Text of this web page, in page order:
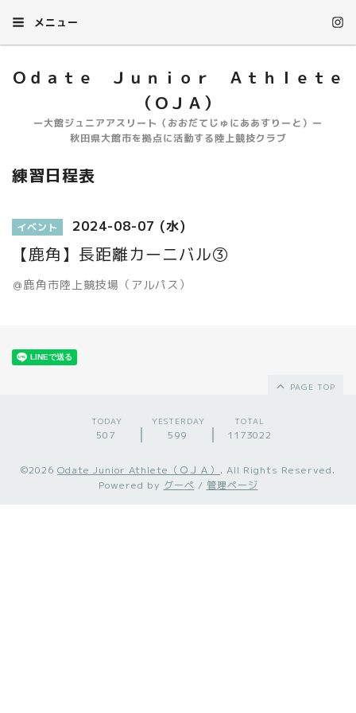
メニュー
Ｏｄａｔｅ Ｊｕｎｉｏｒ Ａｔｈｌｅｔｅ
（ＯＪＡ）
ー大館ジュニアアスリート（おおだてじゅにああすりーと）ー
秋田県大館市を拠点に活動する陸上競技クラブ
練習日程表
イベント 2024-08-07 (水)
【鹿角】長距離カーニバル③
＠鹿角市陸上競技場（アルパス）
PAGE TOP
TODAY
507
YESTERDAY
599
TOTAL
1173022
©2026 Odate Junior Athlete（ＯＪＡ） . All Rights Reserved.
Powered by グーペ / 管理ページ